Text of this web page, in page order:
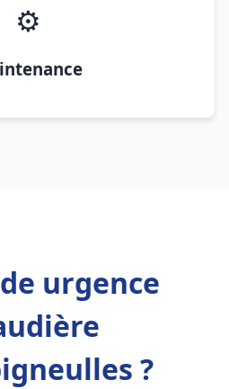
⚙️
urgence
?